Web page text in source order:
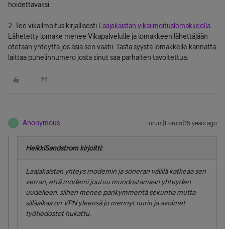
hoidettavaksi.
2. Tee vikailmoitus kirjallisesti Laajakaistan vikailmoituslomakkeella
Lähetetty lomake menee Vikapalvelulle ja lomakkeen lähettäjään
otetaan yhteyttä jos asia sen vaatii. Tästä syystä lomakkelle kannatta
laittaa puhelinnumero josta sinut saa parhaiten tavoitettua.
A Anonymous Forum|Forum|15 years ago
HeikkiSandstrom kirjoitti:
Laajakaistan yhteys modemin ja soneran välillä katkeaa sen
verran, että modemi joutuu muodostamaan yhteyden
uudelleen. siihen menee parikymmentä sekuntia mutta
silläaikaa on VPN yleensä jo mennyt nurin ja avoimet
työtiedostot hukattu.